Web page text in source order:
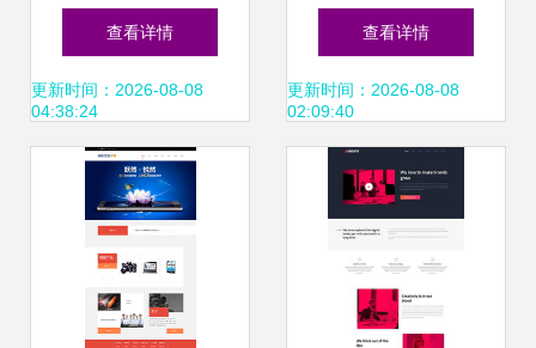
字时代的视觉与功
能交响曲
查看详情
更新时间：2026-08-08
04:38:24
与整体设计的协同
策略
查看详情
更新时间：2026-08-08
02:09:40